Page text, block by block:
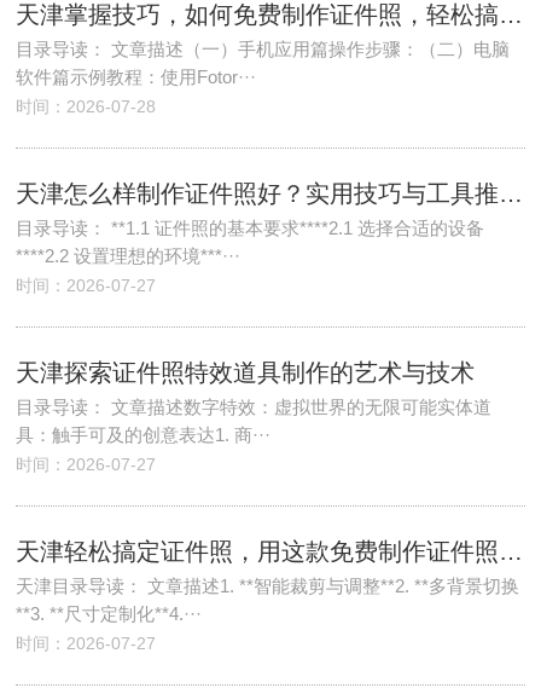
天津掌握技巧，如何免费制作证件照，轻松搞定职场与生活需求
目录导读： 文章描述（一）手机应用篇操作步骤：（二）电脑
软件篇示例教程：使用Fotor···
时间：2026-07-28
天津怎么样制作证件照好？实用技巧与工具推荐，轻松搞定完美照片
目录导读： **1.1 证件照的基本要求****2.1 选择合适的设备
****2.2 设置理想的环境***···
时间：2026-07-27
天津探索证件照特效道具制作的艺术与技术
目录导读： 文章描述数字特效：虚拟世界的无限可能实体道
具：触手可及的创意表达1. 商···
时间：2026-07-27
天津轻松搞定证件照，用这款免费制作证件照片App让生活更便捷
天津目录导读： 文章描述1. **智能裁剪与调整**2. **多背景切换
**3. **尺寸定制化**4.···
时间：2026-07-27